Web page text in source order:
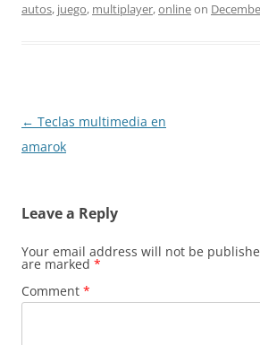
autos, juego, multiplayer,onlineon
Post
navigation
← Teclas multimedia en
amarok
Leave a Reply
Your email address will not be
are marked *
Comment *